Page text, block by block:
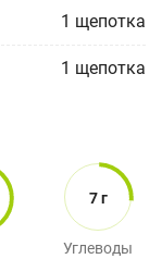
1 щепотка
1 щепотка
7 г
Углеводы